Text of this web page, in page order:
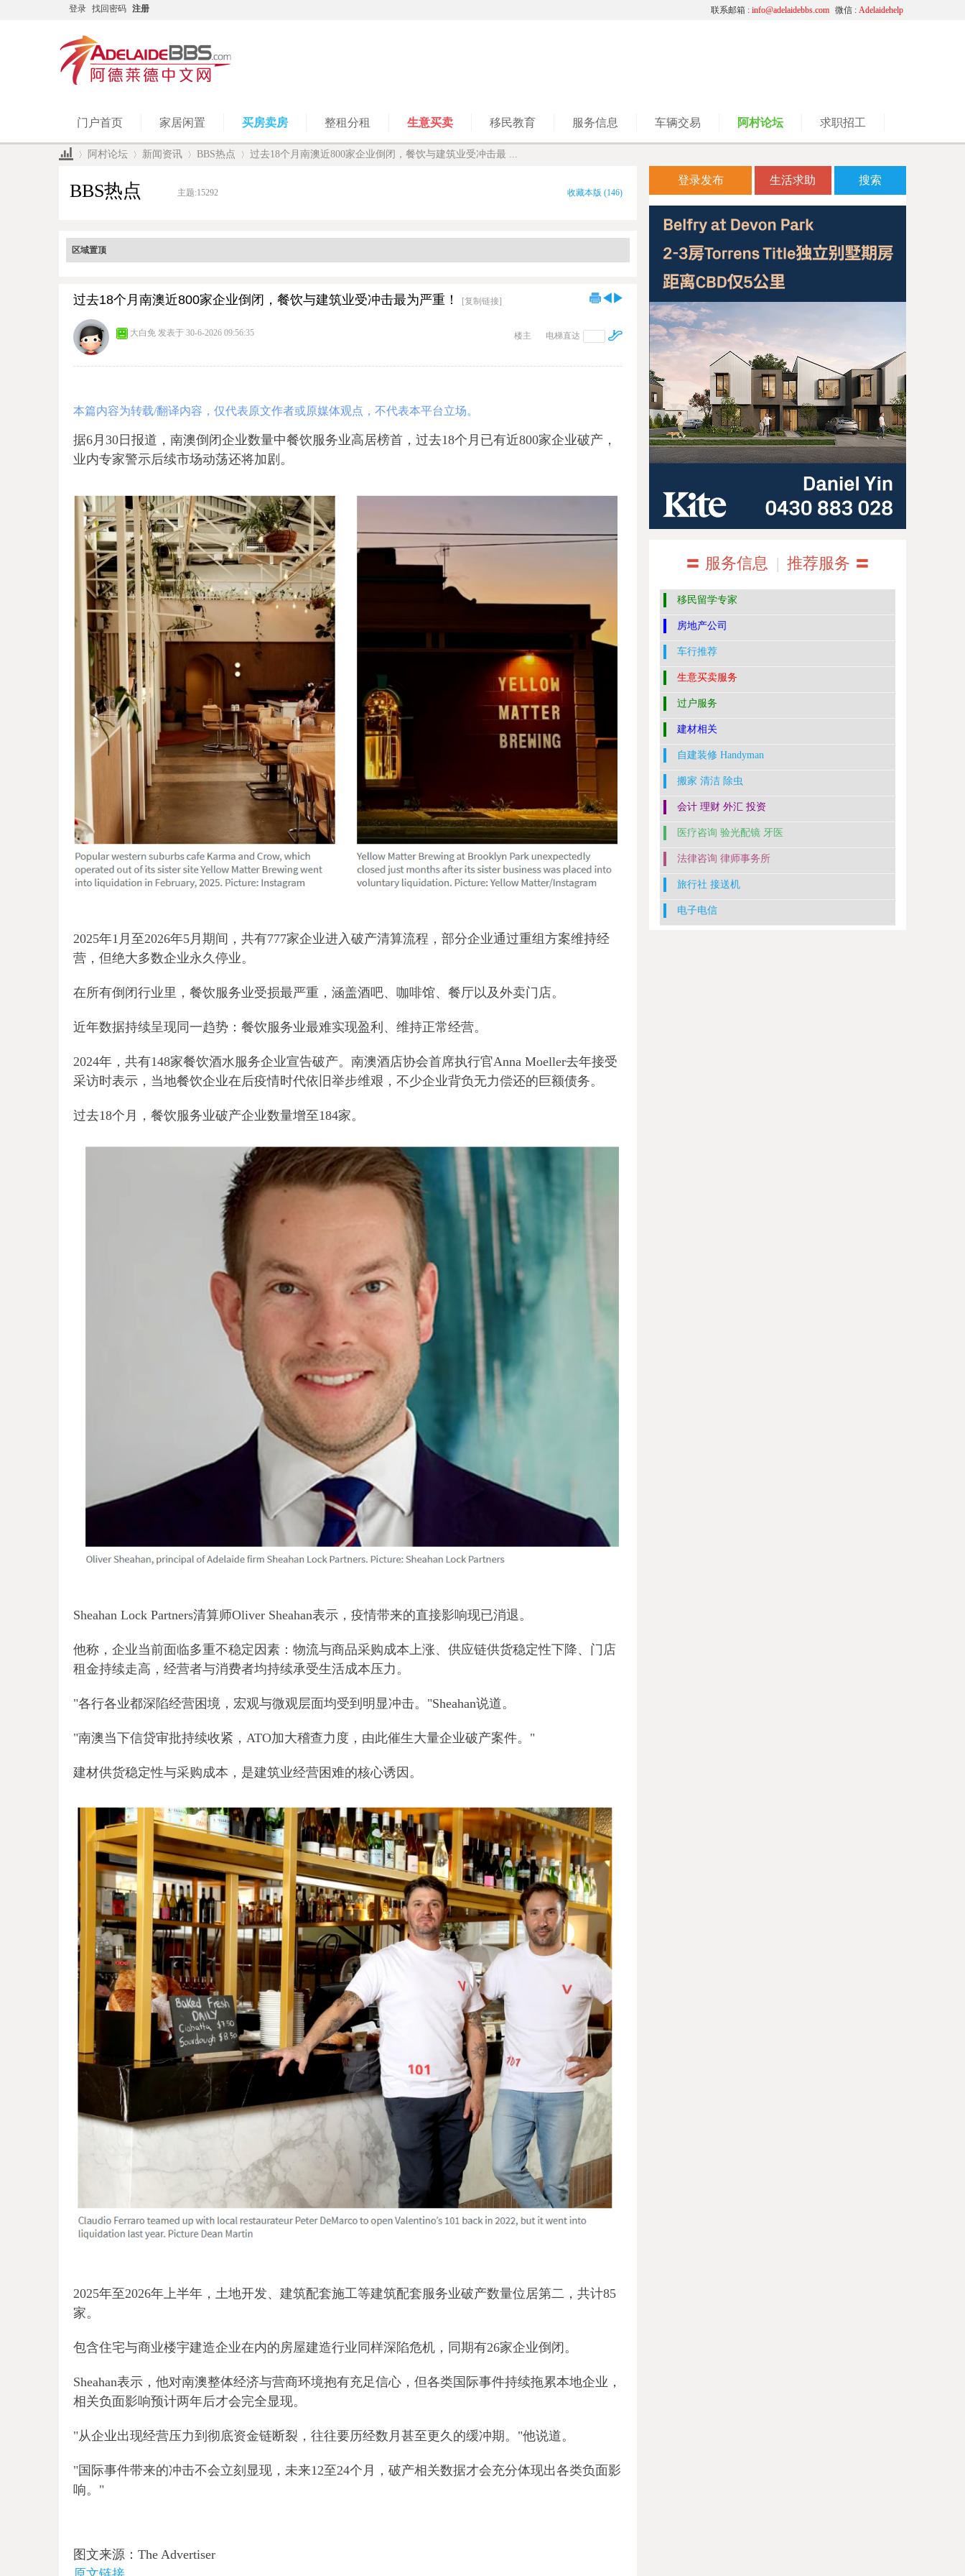
登录 找回密码 注册 微信 : Adelaidehelp
联系邮箱 : info@adelaidebbs.com
门户首页 家居闲置 买房卖房 整租分租 生意买卖 移民教育 服务信息 车辆交易 阿村论坛 求职招工
阿村论坛 新闻资讯 BBS热点 过去18个月南澳近800家企业倒闭，餐饮与建筑业受冲击最 ...
BBS热点 主题:15292 收藏本版 (146)
区域置顶
过去18个月南澳近800家企业倒闭，餐饮与建筑业受冲击最为严重！ [复制链接]
电梯直达
楼主
大白免 发表于 30-6-2026 09:56:35
本篇内容为转载/翻译内容，仅代表原文作者或原媒体观点，不代表本平台立场。
据6月30日报道，南澳倒闭企业数量中餐饮服务业高居榜首，过去18个月已有近800家企业破产，
业内专家警示后续市场动荡还将加剧。
2025年1月至2026年5月期间，共有777家企业进入破产清算流程，部分企业通过重组方案维持经
营，但绝大多数企业永久停业。
在所有倒闭行业里，餐饮服务业受损最严重，涵盖酒吧、咖啡馆、餐厅以及外卖门店。
近年数据持续呈现同一趋势：餐饮服务业最难实现盈利、维持正常经营。
2024年，共有148家餐饮酒水服务企业宣告破产。南澳酒店协会首席执行官Anna Moeller去年接受
采访时表示，当地餐饮企业在后疫情时代依旧举步维艰，不少企业背负无力偿还的巨额债务。
过去18个月，餐饮服务业破产企业数量增至184家。
Sheahan Lock Partners清算师Oliver Sheahan表示，疫情带来的直接影响现已消退。
他称，企业当前面临多重不稳定因素：物流与商品采购成本上涨、供应链供货稳定性下降、门店
租金持续走高，经营者与消费者均持续承受生活成本压力。
"各行各业都深陷经营困境，宏观与微观层面均受到明显冲击。"Sheahan说道。
"南澳当下信贷审批持续收紧，ATO加大稽查力度，由此催生大量企业破产案件。"
建材供货稳定性与采购成本，是建筑业经营困难的核心诱因。
2025年至2026年上半年，土地开发、建筑配套施工等建筑配套服务业破产数量位居第二，共计85
家。
包含住宅与商业楼宇建造企业在内的房屋建造行业同样深陷危机，同期有26家企业倒闭。
Sheahan表示，他对南澳整体经济与营商环境抱有充足信心，但各类国际事件持续拖累本地企业，
相关负面影响预计两年后才会完全显现。
"从企业出现经营压力到彻底资金链断裂，往往要历经数月甚至更久的缓冲期。"他说道。
"国际事件带来的冲击不会立刻显现，未来12至24个月，破产相关数据才会充分体现出各类负面影
响。"
图文来源：The Advertiser
登录发布 生活求助 搜索
〓 服务信息 | 推荐服务 〓
移民留学专家
房地产公司
车行推荐
生意买卖服务
过户服务
建材相关
自建装修 Handyman
搬家 清洁 除虫
会计 理财 外汇 投资
医疗咨询 验光配镜 牙医
法律咨询 律师事务所
旅行社 接送机
电子电信